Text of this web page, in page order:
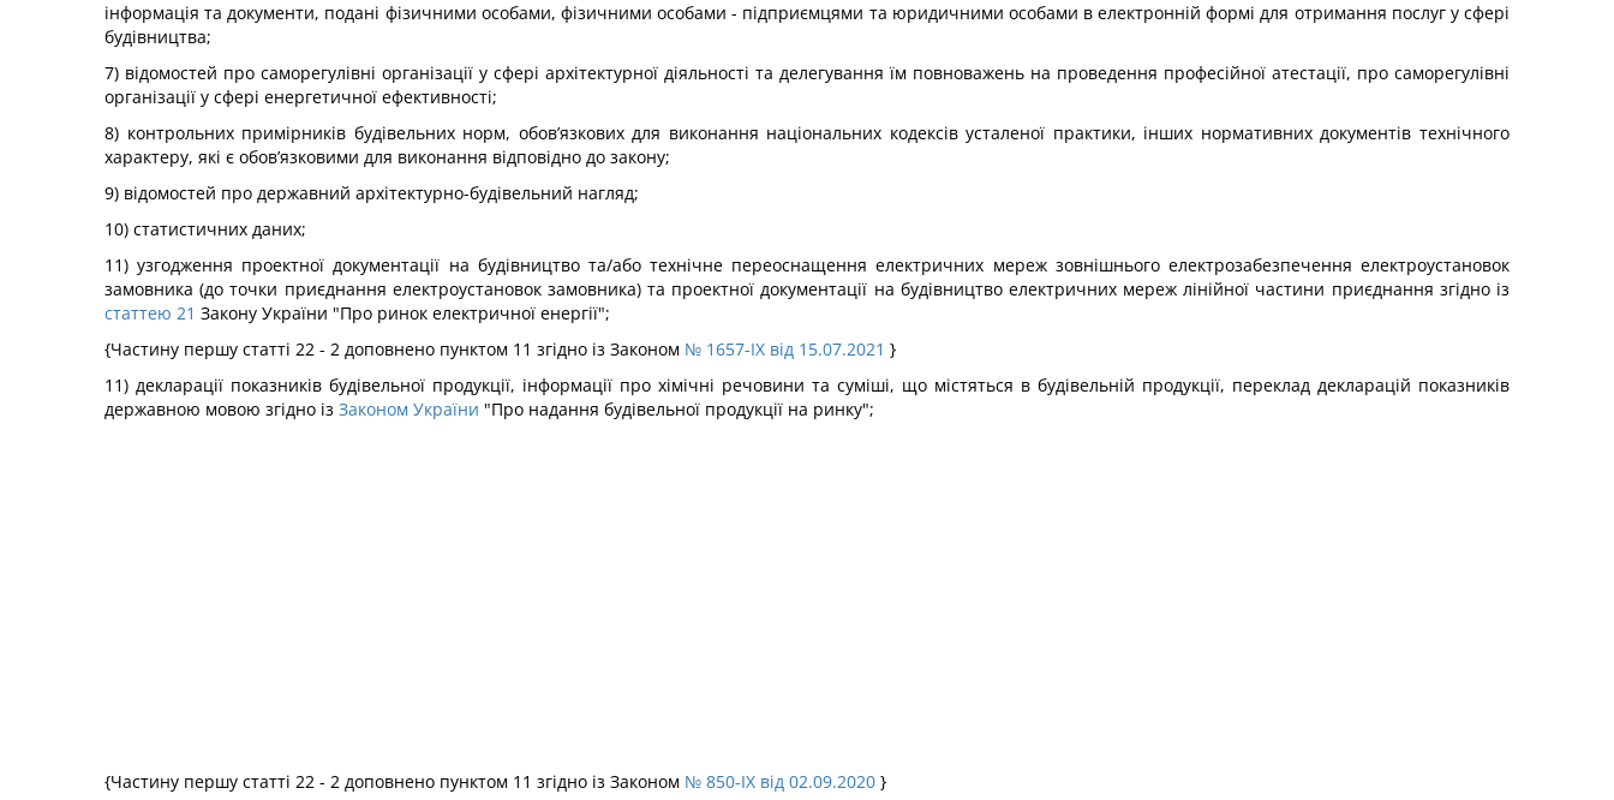
інформація та документи, подані фізичними особами, фізичними особами - підприємцями та юридичними особами в електронній формі для отримання послуг у сфері
будівництва;
7) відомостей про саморегулівні організації у сфері архітектурної діяльності та делегування їм повноважень на проведення професійної атестації, про саморегулівні
організації у сфері енергетичної ефективності;
8) контрольних примірників будівельних норм, обов’язкових для виконання національних кодексів усталеної практики, інших нормативних документів технічного
характеру, які є обов’язковими для виконання відповідно до закону;
9) відомостей про державний архітектурно-будівельний нагляд;
10) статистичних даних;
11) узгодження проектної документації на будівництво та/або технічне переоснащення електричних мереж зовнішнього електрозабезпечення електроустановок
замовника (до точки приєднання електроустановок замовника) та проектної документації на будівництво електричних мереж лінійної частини приєднання згідно із
статтею 21 Закону України "Про ринок електричної енергії";
{Частину першу статті 22 - 2 доповнено пунктом 11 згідно із Законом № 1657-IX від 15.07.2021 }
11) декларації показників будівельної продукції, інформації про хімічні речовини та суміші, що містяться в будівельній продукції, переклад декларацій показників
державною мовою згідно із Законом України "Про надання будівельної продукції на ринку";
{Частину першу статті 22 - 2 доповнено пунктом 11 згідно із Законом № 850-IX від 02.09.2020 }